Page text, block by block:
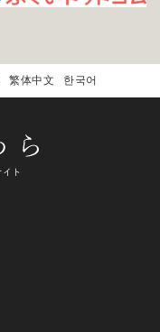
繁体中文 한국어